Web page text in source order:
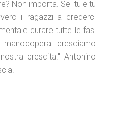
Non importa. Sei tu e tu
i ragazzi a crederci
curare tutte le fasi
cresciamo
crescita." Antonino